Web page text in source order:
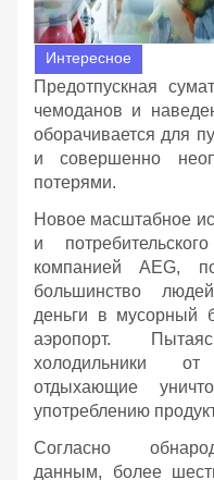
Интересное
Предотпускная
чемоданов и
оборачивается для
и совершенно
потерями.
Новое масштабное
и
компанией AEG,
большинство
деньги в мусорный
аэропорт.
холодильники
отдыхающие
употреблению
Согласно
данным, более